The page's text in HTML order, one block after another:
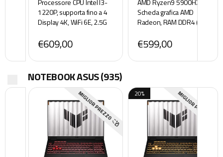
Processore CPU Intel I3-
1220P, supporta fino a 4
Display 4K, WiFi 6E, 2.5G
Wireless da 15W, Google
Play, Nero
€609,00
AMD Ryzen9 5900HX,
Scheda grafica AMD
Radeon, RAM DDR4 (Max
NVMe, LAN 2.5 Gb, WiFi 6E,
€599,00
NOTEBOOK ASUS(935)
MIGLIOR PREZZO 20% MIGLIOR PREZZO